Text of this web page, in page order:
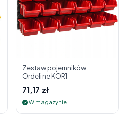
Zestaw pojemników
Ordeline KOR1
71,17 zł
W magazynie